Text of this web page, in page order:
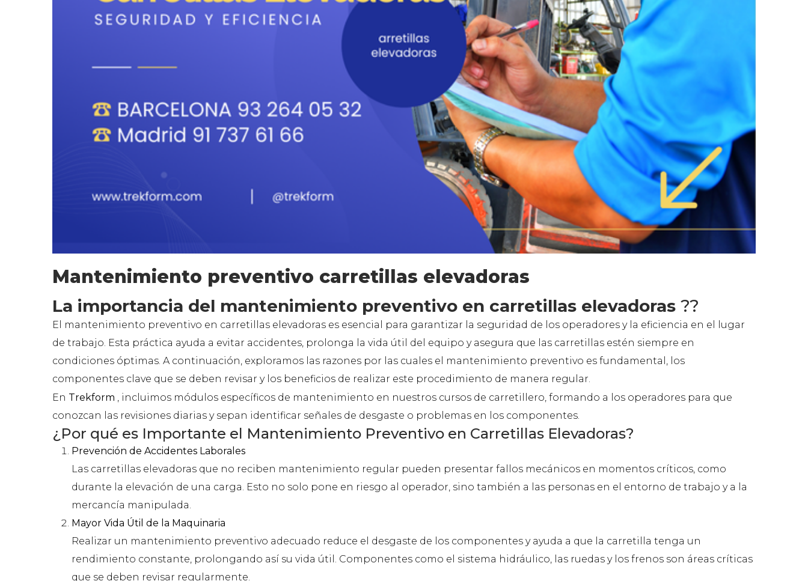
Mantenimiento preventivo carretillas elevadoras
La importancia del mantenimiento preventivo en carretillas elevadoras ??
El mantenimiento preventivo en carretillas elevadoras es esencial para garantizar la seguridad de los operadores y la eficiencia en el lugar
de trabajo. Esta práctica ayuda a evitar accidentes, prolonga la vida útil del equipo y asegura que las carretillas estén siempre en
condiciones óptimas. A continuación, exploramos las razones por las cuales el mantenimiento preventivo es fundamental, los
componentes clave que se deben revisar y los beneficios de realizar este procedimiento de manera regular.
En Trekform
, incluimos módulos específicos de mantenimiento en nuestros cursos de carretillero, formando a los operadores para que
conozcan las revisiones diarias y sepan identificar señales de desgaste o problemas en los componentes.
¿Por qué es Importante el Mantenimiento Preventivo en Carretillas Elevadoras?
Prevención de Accidentes Laborales
Las carretillas elevadoras que no reciben mantenimiento regular pueden presentar fallos mecánicos en momentos críticos, como
durante la elevación de una carga. Esto no solo pone en riesgo al operador, sino también a las personas en el entorno de trabajo y a la
mercancía manipulada.
Mayor Vida Útil de la Maquinaria
Realizar un mantenimiento preventivo adecuado reduce el desgaste de los componentes y ayuda a que la carretilla tenga un
rendimiento constante, prolongando así su vida útil. Componentes como el sistema hidráulico, las ruedas y los frenos son áreas críticas
que se deben revisar regularmente.